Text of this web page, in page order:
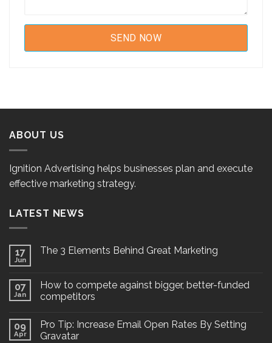
ABOUT US
Ignition Advertising helps businesses plan and execute
effective marketing strategy.
LATEST NEWS
17
Jun
The 3 Elements Behind Great Marketing
07
Jan
How to compete against bigger, better-funded
competitors
09
Apr
Pro Tip: Increase Email Open Rates By Setting
Gravatar